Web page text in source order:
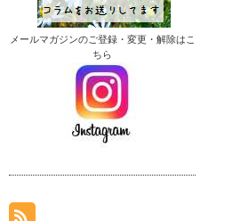
メールマガジンのご登録・変更・解除はこ
ちら